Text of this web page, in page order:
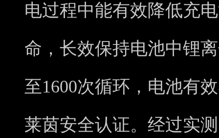
电过程中能有效降低充
命，长效保持电池中锂
至1600次循环，电池有
莱茵安全认证。经过实